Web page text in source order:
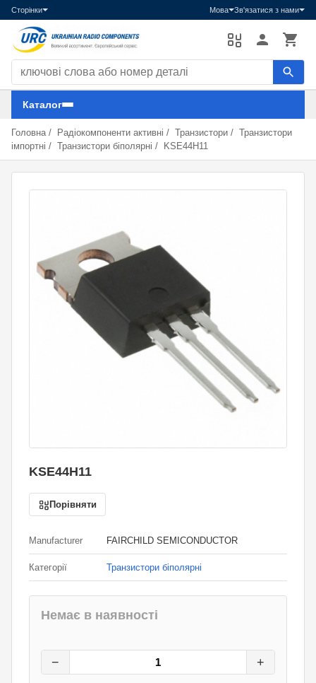
Сторінки Мова Зв'язатися з нами
Пошук компонентів
Каталог
Головна / Радіокомпоненти активні / Транзистори / Транзистори
імпортні / Транзистори біполярні / KSE44H11
KSE44H11
Порівняти
Manufacturer FAIRCHILD SEMICONDUCTOR
Категорії Транзистори біполярні
Немає в наявності
− +